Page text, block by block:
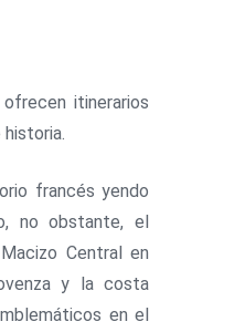
itinerarios
francés yendo
no obstante, el
Central en
y la costa
en el